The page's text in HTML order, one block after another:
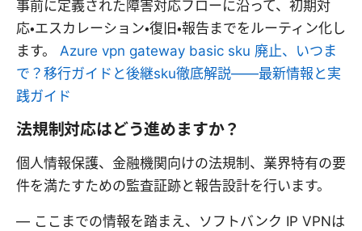
事前に定義された障害対応フローに沿って、初期対
応・エスカレーション・復旧・報告までをルーティン化し
ます。 Azure vpn gateway basic sku 廃止、いつま
で？移行ガイドと後継sku徹底解説――最新情報と実
践ガイド
法規制対応はどう進めますか？
個人情報保護、金融機関向けの法規制、業界特有の要
件を満たすための監査証跡と報告設計を行います。
— ここまでの情報を踏まえ、ソフトバンク IP VPNは